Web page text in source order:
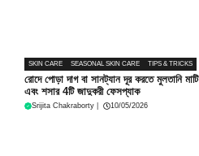
SKIN CARE SEASONAL SKIN CARE TIPS & TRICKS
রোদে পোড়া দাগ বা সানট্যান দূর করতে মুলতানি মাটি
এবং শসার 4টি জাদুকরী ফেসপ্যাক
Srijita Chakraborty 10/05/2026